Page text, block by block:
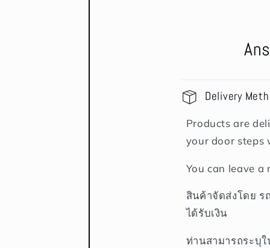
Delivery
Products are
your door steps
You can leave
สินค้าจัดส่งโดย ร
ได้รับเงิน
ท่านสามารถระบุ